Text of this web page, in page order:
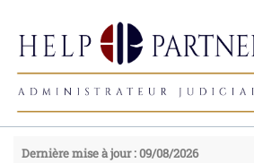
Dernière mise à jour : 09/08/2026